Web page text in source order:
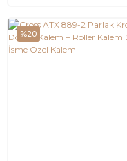
%20